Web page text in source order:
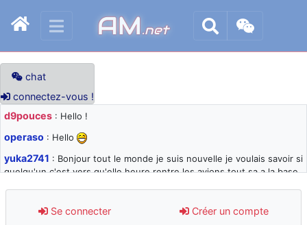
AM.net
chat
connectez-vous !
d9pouces : Hello !
operaso : Hello
yuka2741 : Bonjour tout le monde je suis nouvelle je voulais savoir si
quelqu'un c'est vers qu'elle heure rentre les avions tout sa a la base
d9pouces: désolé pour les quelques blocages du site ces derniers
jours : je teste des méthodes contre le spam et les bots trop nocifs
Se connecter Créer un compte